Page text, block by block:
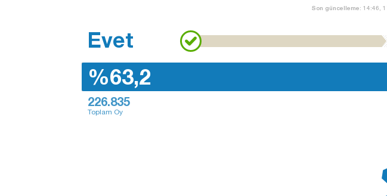
Son güncelleme: 14:46,
Evet
%63,2
226.835
Toplam Oy